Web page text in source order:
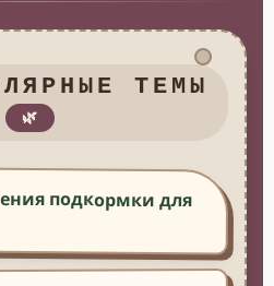
ТЕМЫ
🌿
подкормки для